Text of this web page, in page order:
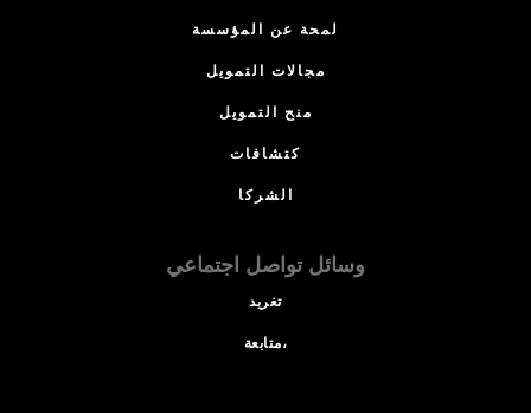
لمحة عن المؤسسة
مجالات التمويل
منح التمويل
كتشافات
الشركا
وسائل تواصل اجتماعي
تغريد
متابعة،